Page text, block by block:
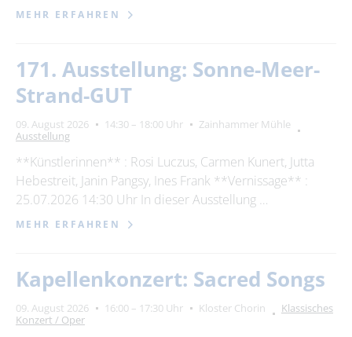
MEHR ERFAHREN
171. Ausstellung: Sonne-Meer-
Strand-GUT
09. August 2026 14:30 – 18:00 Uhr
Zainhammer Mühle
Ausstellung
**Künstlerinnen** : Rosi Luczus, Carmen Kunert, Jutta
Hebestreit, Janin Pangsy, Ines Frank **Vernissage** :
25.07.2026 14:30 Uhr In dieser Ausstellung …
MEHR ERFAHREN
Kapellenkonzert: Sacred Songs
09. August 2026 16:00 – 17:30 Uhr Kloster Chorin
Klassisches
Konzert / Oper